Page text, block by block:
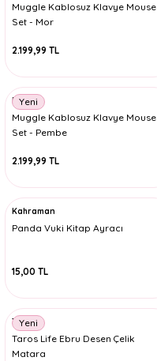
Muggle Kablosuz Klavye Mouse
Set - Mor
2.199,99 TL
Yeni
Mikro
Muggle Kablosuz Klavye Mouse
Set - Pembe
2.199,99 TL
Kahraman
Panda Vuki Kitap Ayracı
15,00 TL
Yeni
Taros
Taros Life Ebru Desen Çelik
Matara